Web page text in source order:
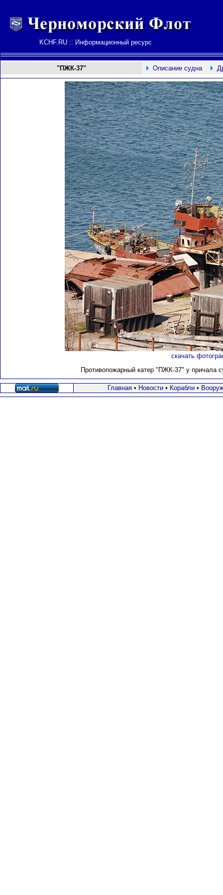
KCHF.RU :: Информационный ресурс
"ПЖК-37" Описание судна
скачать
Противопожарный катер "ПЖК-37" у причала
Главная• Новости• Корабли•